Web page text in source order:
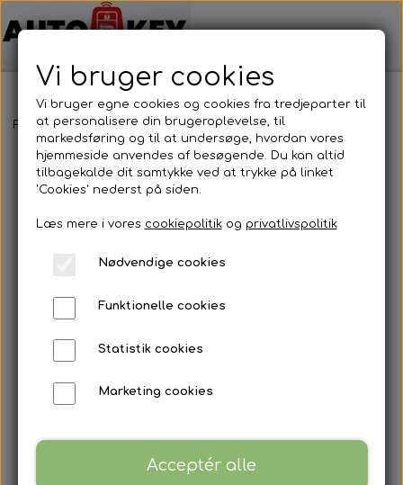
Forside Bilnøgler Mazda Nøglehus Mazda - Nøglehus
Vi bruger cookies
Vi bruger egne cookies og cookies fra tredjeparter til
at personalisere din brugeroplevelse, til
markedsføring og til at undersøge, hvordan vores
hjemmeside anvendes af besøgende. Du kan altid
tilbagekalde dit samtykke ved at trykke på linket
'Cookies' nederst på siden.
Læs mere i vores cookiepolitikog privatlivspolitik
Nødvendige cookies
Funktionelle cookies
Statistik cookies
Marketing cookies
Acceptér alle